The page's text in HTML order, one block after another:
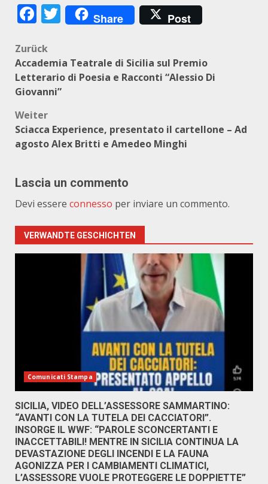
Facebook
Twitter
Share Post
Beitragsnavigation
Zurück
Accademia Teatrale di Sicilia sul Premio
Letterario di Poesia e Racconti “Alessio Di
Giovanni”
Weiter
Sciacca Experience, presentato il cartellone – Ad
agosto Alex Britti e Amedeo Minghi
Lascia un commento
Devi essere connesso per inviare un commento.
VERWANDTE GESCHICHTEN
Comunicati Stampa
SICILIA, VIDEO DELL’ASSESSORE SAMMARTINO:
“AVANTI CON LA TUTELA DEI CACCIATORI”.
INSORGE IL WWF: “PAROLE SCONCERTANTI E
INACCETTABILI! MENTRE IN SICILIA CONTINUA LA
DEVASTAZIONE DEGLI INCENDI E LA FAUNA
AGONIZZA PER I CAMBIAMENTI CLIMATICI,
L’ASSESSORE VUOLE PROTEGGERE LE DOPPIETTE”